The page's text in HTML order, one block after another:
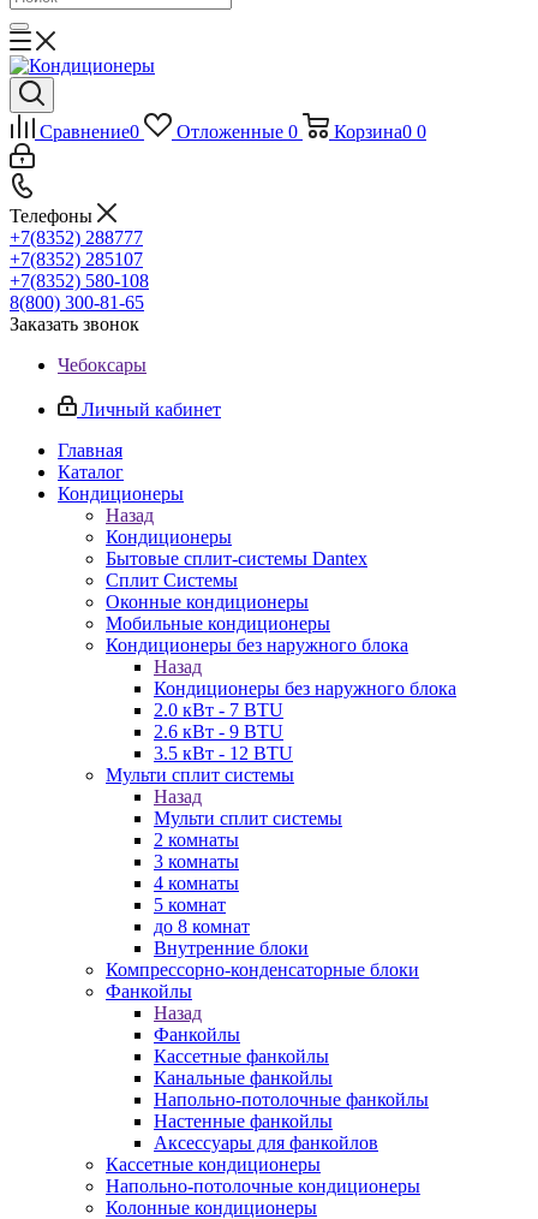
Сравнение0 Отложенные 0 Корзина0 0
Телефоны
+7(8352) 288777
+7(8352) 285107
+7(8352) 580-108
8(800) 300-81-65
Заказать звонок
Чебоксары
Личный кабинет
Главная
Каталог
Кондиционеры
Назад
Кондиционеры
Бытовые сплит-системы Dantex
Сплит Системы
Оконные кондиционеры
Мобильные кондиционеры
Кондиционеры без наружного блока
Назад
Кондиционеры без наружного блока
2.0 кВт - 7 BTU
2.6 кВт - 9 BTU
3.5 кВт - 12 BTU
Мульти сплит системы
Назад
Мульти сплит системы
2 комнаты
3 комнаты
4 комнаты
5 комнат
до 8 комнат
Внутренние блоки
Компрессорно-конденсаторные блоки
Фанкойлы
Назад
Фанкойлы
Кассетные фанкойлы
Канальные фанкойлы
Напольно-потолочные фанкойлы
Настенные фанкойлы
Аксессуары для фанкойлов
Кассетные кондиционеры
Напольно-потолочные кондиционеры
Колонные кондиционеры